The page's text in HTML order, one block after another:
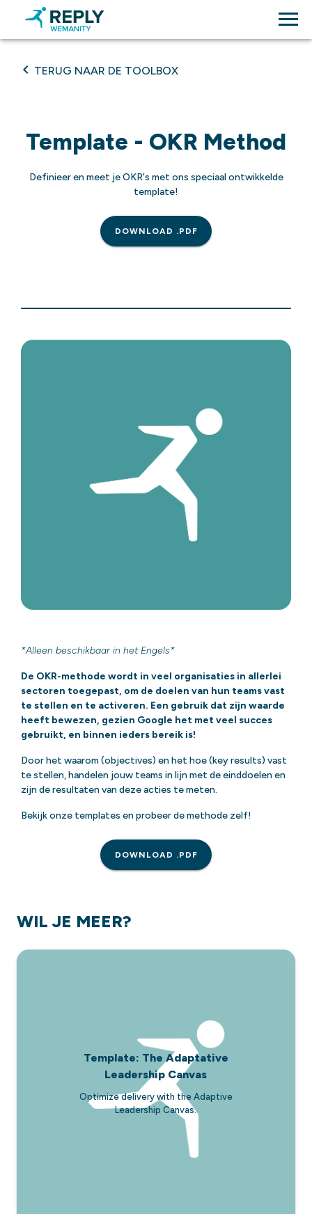
TERUG NAAR DE TOOLBOX
Template - OKR Method
Definieer en meet je OKR's met ons speciaal ontwikkelde
template!
DOWNLOAD .PDF
*Alleen beschikbaar in het Engels*
De OKR-methode wordt in veel organisaties in allerlei
sectoren toegepast, om de doelen van hun teams vast
te stellen en te activeren. Een gebruik dat zijn waarde
heeft bewezen, gezien Google het met veel succes
gebruikt, en binnen ieders bereik is!
Door het waarom (objectives) en het hoe (key results) vast
te stellen, handelen jouw teams in lijn met de einddoelen en
zijn de resultaten van deze acties te meten.
Bekijk onze templates en probeer de methode zelf!
DOWNLOAD .PDF
WIL JE MEER?
Template: The Adaptative
Leadership Canvas
Optimize delivery with the Adaptive
Leadership Canvas.